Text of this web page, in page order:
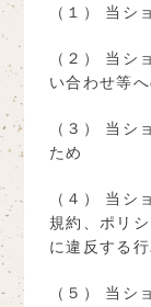
（１） 当シ
（２） 当シ
い合わせ等
（３） 当シ
ため
（４） 当シ
規約、ポリ
に違反する
（５） 当シ